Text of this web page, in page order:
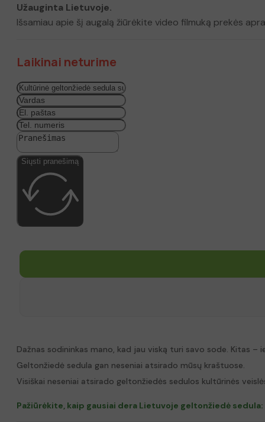
Užauginta Lietuvoje.
Išsamiau apie šį augalą žiūrėkite video filmuką prekės
Laikinai neturime
Siųsti pranešimą
Dažnas sodininkas mano, kad jau viską turi savo sode. Kitas
Geltonžiedė sedula gan neseniai atsirado mūsų kraštuose.
Visiškai neseniai atsirado geltonžiedės sedulos kultūrinės
Pažiūrėkite, kaip gausiai dera Lietuvoje geltonžiedė sedula: